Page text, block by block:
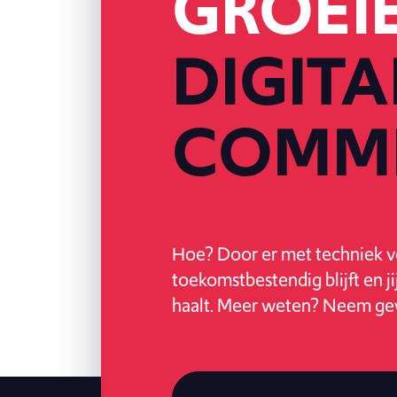
Hoe? Door er met techniek
toekomstbestendig blijft en
haalt. Meer weten? Neem